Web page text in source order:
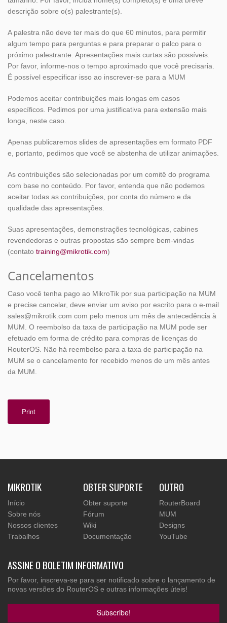
descrição sobre o(s) palestrante(s).
A palestra não deve ter mais do que 60 minutos, para permitir
algum tempo para perguntas e para preparar o palco para o
próximo palestrante. Apresentações mais curtas são possíveis.
Por favor, informe-nos o tempo aproximado que você precisaria.
É possível especificar isso ao inscrever-se para a MUM
Podemos aceitar contribuições mais longas em casos
específicos. Pedimos por uma justificativa para extensão mais
longa, neste caso.
Apenas publicaremos slides de apresentações em formato PDF
e, portanto, pedimos que você se abstenha de utilizar animações.
As contribuições são selecionadas por um comitê do programa
com base no conteúdo. Por favor, entenda que não podemos
aceitar todas as contribuições, por conta do número e da
qualidade das apresentações.
Suas apresentações, demonstrações tecnológicas, cabines
revendedoras e outras propostas são sempre bem-vindas
(contato training@mikrotik.com)
Cancelamentos
Caso você tenha pago ao MikroTik por sua participação na MUM
e precise cancelar, deve enviar um aviso por escrito para o e-mail
sales@mikrotik.com com pelo menos um mês de antecedência à
MUM. O reembolso da taxa de participação na MUM pode ser
efetuado em forma de crédito para compras de licenças do
RouterOS. Não há reembolso para a taxa de participação na
MUM se o cancelamento for recebido menos de um mês antes
da MUM.
Print
MIKROTIK
Início
Sobre nós
Nossos clientes
Trabalhos
OBTER SUPORTE
Obter suporte
Fórum
Wiki
Documentação
OUTRO
RouterBoard
MUM
Designs
YouTube
ASSINE O BOLETIM INFORMATIVO
Por favor, inscreva-se para ser notificado sobre o lançamento de
novas versões do RouterOS e outras informações úteis!
Subscribe!